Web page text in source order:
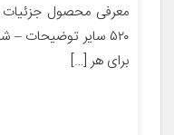
معرفی محصول
برای هر […]